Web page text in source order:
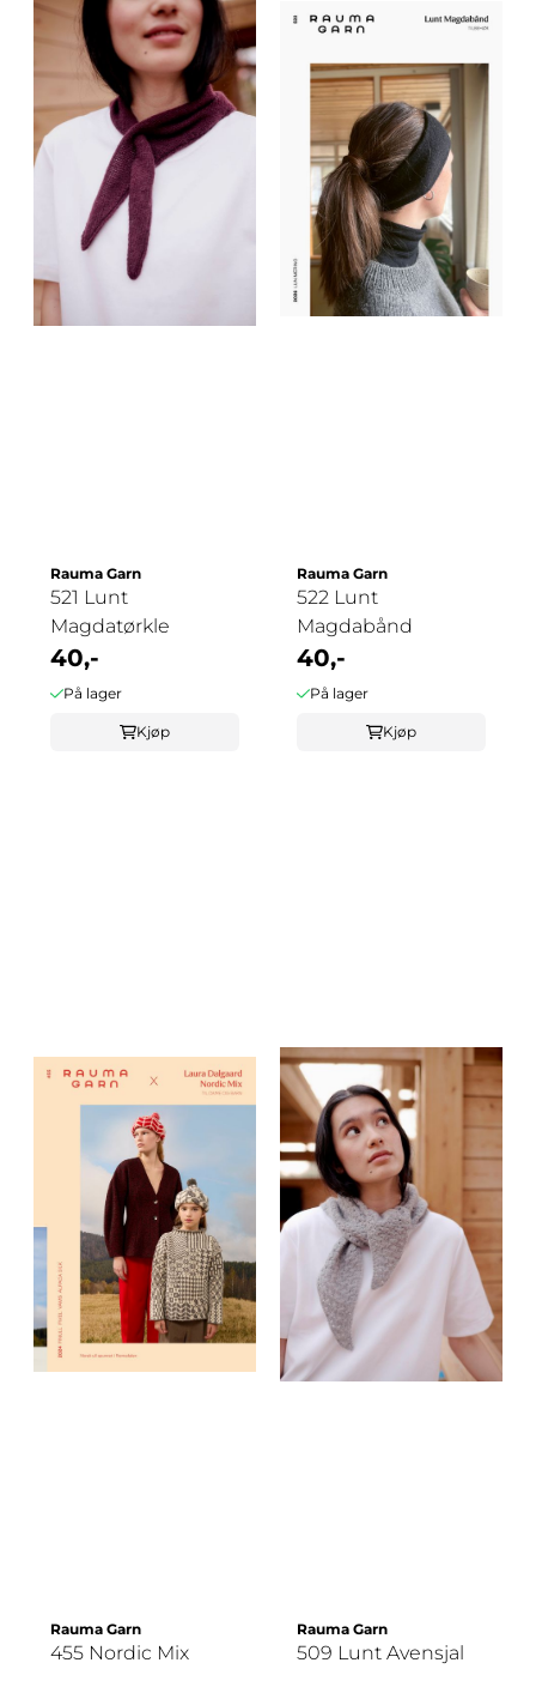
Rauma Garn
521 Lunt
Magdatørkle
40,-
På lager
Kjøp
Rauma Garn
522 Lunt
Magdabånd
40,-
På lager
Kjøp
Rauma Garn
455 Nordic Mix
Rauma Garn
509 Lunt Avensjal